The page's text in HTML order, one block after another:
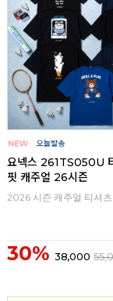
요넥스 261TS050U
핏 캐주얼 26시즌
2026 시즌 캐주얼 티셔
30% 38,000